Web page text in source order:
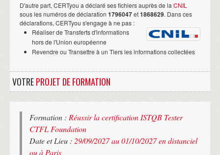
D'autre part, CERTyou a déclaré ses fichiers auprès de la CNIL
sous les numéros de déclaration 1796047et1868629. Dans ces
déclarations, CERTyou s'engage à ne pas :
Réaliser de Transferts d'informations
hors de l'Union européenne
Revendre ou Transettre à un Tiers les informations collectées
VOTREPROJET DE FORMATION
Formation : Réussir la certification ISTQB Tester
CTFL Foundation
Date et Lieu : 29/09/2027 au 01/10/2027 en distanciel
ou à Paris